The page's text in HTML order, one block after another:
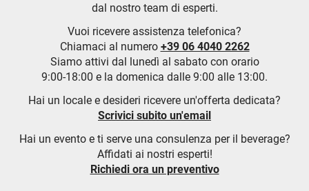
dal nostro team di esperti.
Vuoi ricevere assistenza telefonica?
Chiamaci al numero +39 06 4040 2262
Siamo attivi dal lunedì al sabato con orario
9:00-18:00 e la domenica dalle 9:00 alle 13:00.
Hai un locale e desideri ricevere un'offerta dedicata?
Scrivici subito un'email
Hai un evento e ti serve una consulenza per il beverage?
Affidati ai nostri esperti!
Richiedi ora un preventivo